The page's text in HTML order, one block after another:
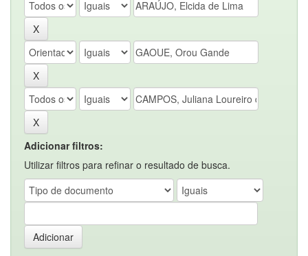
Adicionar filtros:
Utilizar filtros para refinar o resultado de busca.